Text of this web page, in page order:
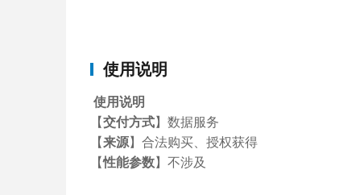
使用说明
使用说明
【交付方式】 数据服务
【来源】 合法购买、授权获得
【性能参数】不涉及